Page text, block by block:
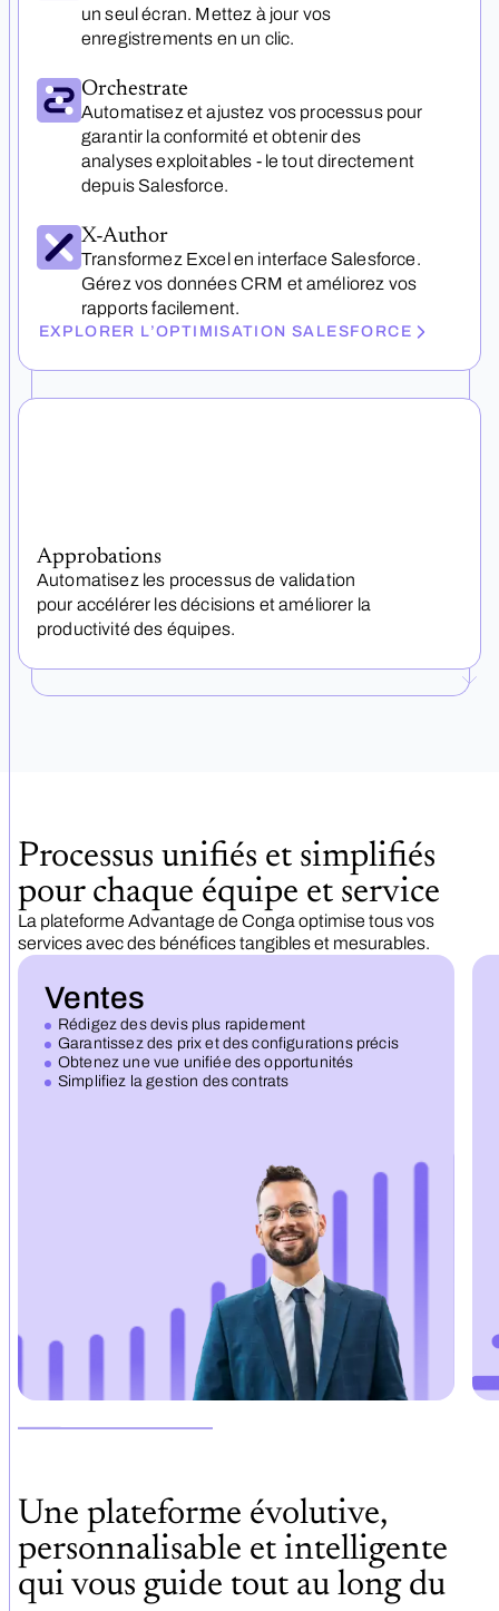
un seul écran. Mettez à jour vos
enregistrements en un clic.
Orchestrate
Automatisez et ajustez vos processus pour
garantir la conformité et obtenir des
analyses exploitables - le tout directement
depuis Salesforce.
X-Author
Transformez Excel en interface Salesforce.
Gérez vos données CRM et améliorez vos
rapports facilement.
EXPLORER L’OPTIMISATION SALESFORCE
Approbations
Automatisez les processus de validation
pour accélérer les décisions et améliorer la
productivité des équipes.
Processus unifiés et simplifiés
pour chaque équipe et service
La plateforme Advantage de Conga optimise tous vos
services avec des bénéfices tangibles et mesurables.
Ventes
Rédigez des devis plus rapidement
Garantissez des prix et des configurations précis
Obtenez une vue unifiée des opportunités
Simplifiez la gestion des contrats
Une plateforme évolutive,
personnalisable et intelligente
qui vous guide tout au long du